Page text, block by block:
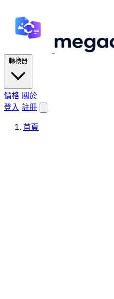
轉換器
價格 關於
登入 註冊
首頁